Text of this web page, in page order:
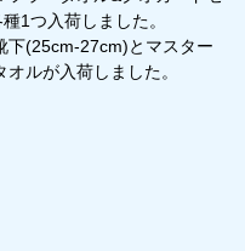
1つ入荷しました。
下(25cm-27cm)とマスター
ルが入荷しました。